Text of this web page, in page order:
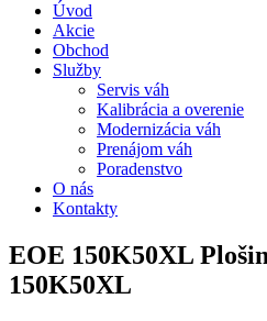
Úvod
Akcie
Obchod
Služby
Servis váh
Kalibrácia a overenie
Modernizácia váh
Prenájom váh
Poradenstvo
O nás
Kontakty
EOE 150K50XL
150K50XL